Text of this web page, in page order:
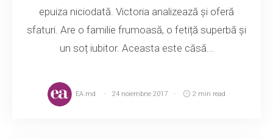
epuiza niciodată. Victoria analizează și oferă
sfaturi. Are o familie frumoasă, o fetiță superbă și
un soț iubitor. Aceasta este căsă...
EA.md 24 noiembrie 2017 2 min read